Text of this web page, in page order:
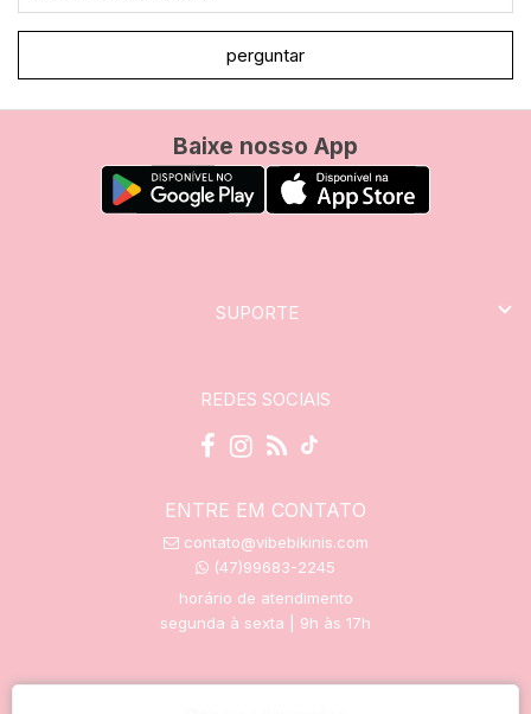
perguntar
Baixe nosso App
SUPORTE
REDES SOCIAIS
ENTRE EM CONTATO
contato@vibebikinis.com
(47)99683-2245
horário de atendimento
segunda à sexta | 9h às 17h